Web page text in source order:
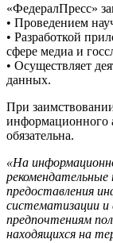
«ФедералПресс»
• Проведением
• Разработкой
сфере медиа и
• Осуществляет
данных.
При
информационного
обязательна.
«На
предоставления
систематизации и
предпочтениям
находящихся на